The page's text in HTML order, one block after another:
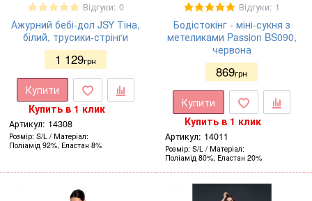
Відгуки: 0
Ажурний бебі-дол JSY Тіна,
білий, трусики-стрінги
1 129грн
Купити
Купить в 1 клик
Артикул: 14308
Розмір S/L
Матеріал
Поліамід 92%, Еластан 8%
Відгуки: 1
Бодістокінг - міні-сукня з
метеликами Passion BS090,
червона
869грн
Купити
Купить в 1 клик
Артикул: 14011
Розмір S/L
Матеріал
Поліамід 80%, Еластан 20%